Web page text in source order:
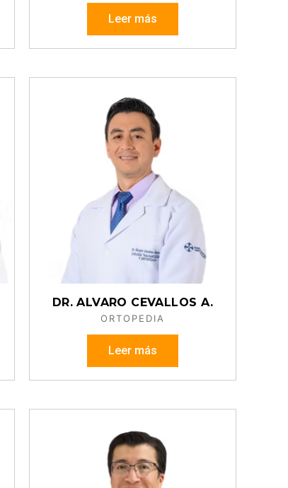
Leer más
DR. ALVARO CEVALLOS A.
ORTOPEDIA
Leer más